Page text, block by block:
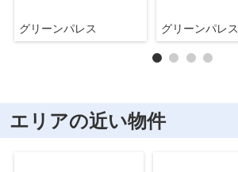
グリーンパレス グリーンパレス
エリアの近い物件